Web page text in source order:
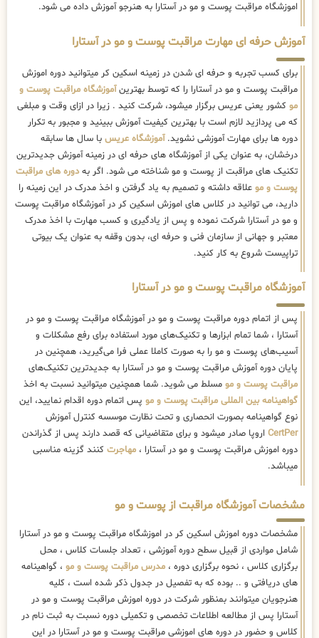
اموزشگاه مراقبت پوست و مو در آستارا به هنرجو آموزش داده می شود.
آموزش حرفه ای مهارت مراقبت پوست و مو در آستارا
برای کسب تجربه و حرفه ای شدن در زمینه اسکین کر میتوانید دوره اموزش
مراقبت پوست و مو در آستارا را که توسط بهترینآموزشگاه مراقبت پوست و
مو کشور یعنی عریس برگزار میشود، شرکت کنید . زیرا در ازای وقت و مبلغی
که می پردازید لازم است با بهترین کیفیت آموزش ببینید و مجبور به تکرار
دوره ها برای مهارت آموزشی نشوید.آموزشگاه عریس با سال ها سابقه
درخشان، به عنوان یکی از آموزشگاه های حرفه ای در زمینه آموزش جدیدترین
تکنیک های مراقبت از پوست و مو شناخته می شود. اگر بهدوره های مراقبت
پوست و مو علاقه داشته و تصمیم به یاد گرفتن و اخذ مدرک در این زمینه را
دارید، می توانید در کلاس های اموزش اسکین کر در آموزشگاه مراقبت پوست
و مو در آستارا شرکت نموده و پس از یادگیری و کسب مهارت با اخذ مدرک
معتبر و جهانی از سازمان فنی و حرفه ای، بدون وقفه به عنوان یک بیوتی
تراپیست شروع به کار کنید.
آموزشگاه مراقبت پوست و مو در آستارا
پس از اتمام دوره مراقبت پوست و مو در آموزشگاه مراقبت پوست و مو در
آستارا ، شما تمام ابزارها و تکنیک‌های مورد استفاده برای رفع مشکلات و
آسیب‌های پوست و مو را به صورت کاملا عملی فرا می‌گیرید، همچنین در
پایان دوره آموزش مراقبت پوست و مو در آستارا به جدیدترین تکنیک‌های
مراقبت پوست و مو مسلط می شوید. شما همچنین میتوانید نسبت به اخذ
گواهینامه بین المللی مراقبت پوست و مو پس اتمام دوره اقدام نمایید، این
نوع گواهینامه بصورت انحصاری و تحت نظارت موسسه کنترل آموزش
CertPer اروپا صادر میشود و برای متقاضیانی که قصد دارند پس از گذراندن
دوره اموزش مراقبت پوست و مو در آستارا ، مهاجرت کنند گزینه مناسبی
میباشد.
مشخصات آموزشگاه مراقبت از پوست و مو
مشخصات دوره اموزش اسکین کر در اموزشگاه مراقبت پوست و مو در آستارا
شامل مواردی از قبیل سطح دوره آموزشی ، تعداد جلسات کلاس ، محل
برگزاری کلاس ، نحوه برگزاری دوره ، مدرس مراقبت پوست و مو ، گواهینامه
های دریافتی و .. بوده که به تفصیل در جدول ذکر شده است ، کلیه
هنرجویان میتوانند بمنظور شرکت در دوره اموزش مراقبت پوست و مو در
آستارا پس از مطالعه اطلاعات تخصصی و تکمیلی دوره نسبت به ثبت نام در
کلاس و حضور در دوره های اموزشی مراقبت پوست و مو در آستارا در این